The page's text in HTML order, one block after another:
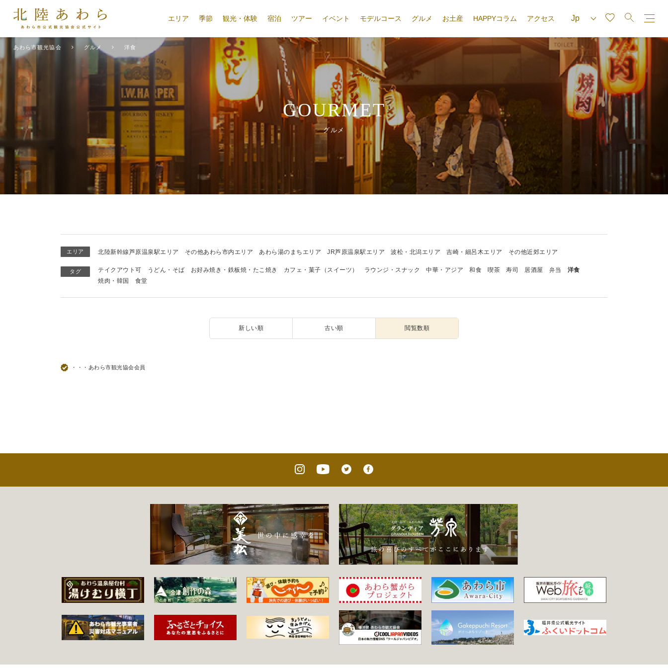
エリア 季節 観光・体験 宿泊 ツアー イベント モデルコース グルメ お土産 HAPPYコラム アクセス
あわら市観光協会 グルメ 洋食
GOURMET
グルメ
エリア 北陸新幹線芦原温泉駅エリア その他あわら市内エリア あわら湯のまちエリア JR芦原温泉駅エリア 波松・北潟エリア 吉崎・細呂木エリア その他近郊エリア
タグ テイクアウト可 うどん・そば お好み焼き・鉄板焼・たこ焼き カフェ・菓子（スイーツ） ラウンジ・スナック 中華・アジア 和食 喫茶 寿司 居酒屋 弁当
洋食
焼肉・韓国
食堂
新しい順 古い順 閲覧数順
・・・あわら市観光協会会員